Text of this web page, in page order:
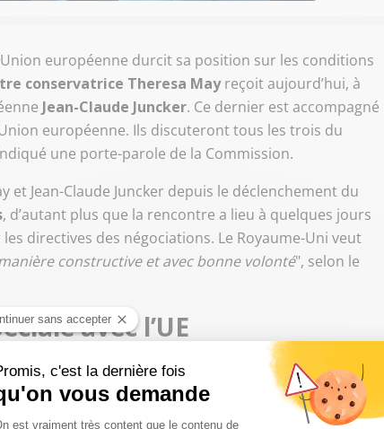
européenne durcit sa position sur les conditions
conservatrice Theresa Mayreçoit aujourd’hui, à
Jean-Claude Juncker. Ce dernier est accompagné
européenne. Ils discuteront tous les trois du
une porte-parole de la Commission.
et Jean-Claude Juncker depuis le déclenchement du
, d’autant plus que la rencontre a lieu à quelques jours
directives des négociations. Le Royaume-Uni veut
constructive et avec bonne volonté", selon le
avec l’UE
fin mars dernier, a marqué le
point de départ
européens se sont succédé à Londres
Parlement européen Antonio Tajani et le président du